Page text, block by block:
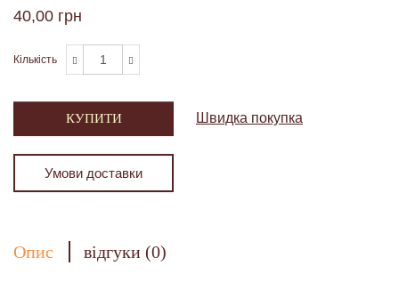
40,00 грн
Кількість
КУПИТИ Швидка покупка
Умови доставки
Опис відгуки (0)